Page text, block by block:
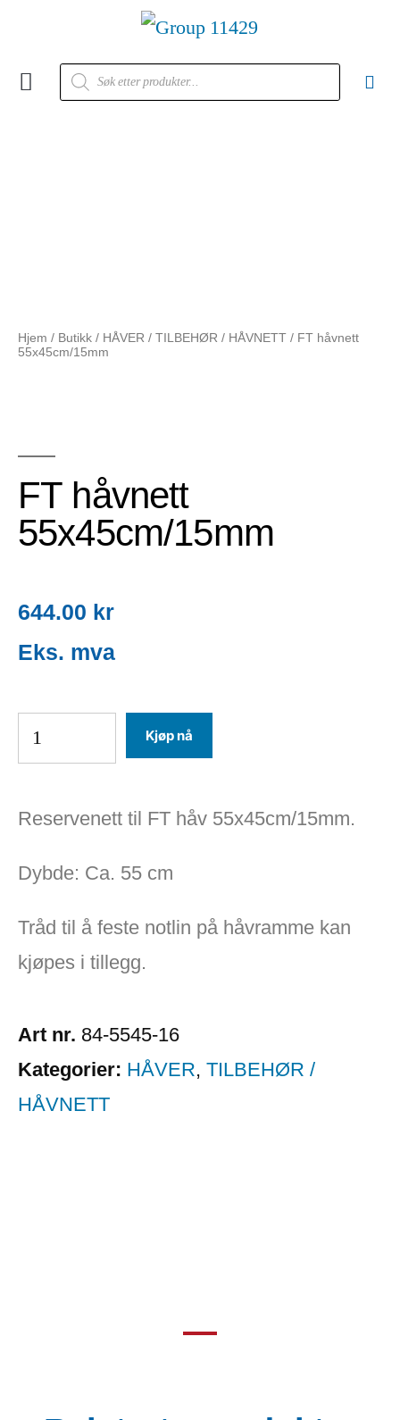
Hjem / Butikk / HÅVER / TILBEHØR / HÅVNETT / FT håvnett
55x45cm/15mm
FT håvnett
55x45cm/15mm
644.00 kr
Kjøp nå
Reservenett til FT håv 55x45cm/15mm.
Dybde: Ca. 55 cm
Tråd til å feste notlin på håvramme kan
kjøpes i tillegg.
Art nr. 84-5545-16
Kategorier: HÅVER, TILBEHØR /
HÅVNETT